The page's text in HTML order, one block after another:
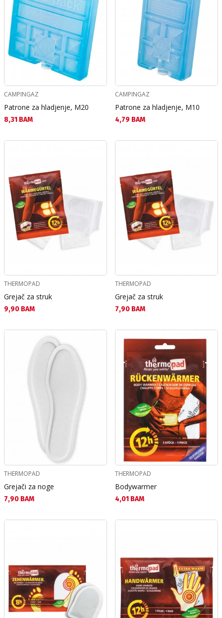
CAMPINGAZ
Patrone za hladjenje, M20
Текуща цена:
8,31 BAM
CAMPINGAZ
Patrone za hladjenje, M10
Текуща цена:
4,79 BAM
THERMOPAD
Grejač za struk
Текуща цена:
9,90 BAM
THERMOPAD
Grejač za struk
Текуща цена:
7,90 BAM
THERMOPAD
Grejači za noge
Текуща цена:
7,90 BAM
THERMOPAD
Bodywarmer
Текуща цена:
4,01 BAM